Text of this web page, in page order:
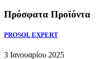
Πρόσφατα Προϊόντα
PROSOL EXPERT
3 Ιανουαρίου 2025